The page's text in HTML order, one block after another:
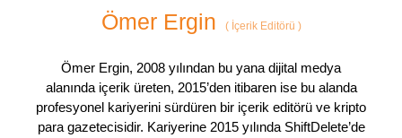
Ömer Ergin (İçerik Editörü )
Ömer Ergin, 2008 yılından bu yana dijital medya
alanında içerik üreten, 2015’den itibaren ise bu alanda
profesyonel kariyerini sürdüren bir içerik editörü ve kripto
para gazetecisidir. Kariyerine 2015 yılında ShiftDelete’de